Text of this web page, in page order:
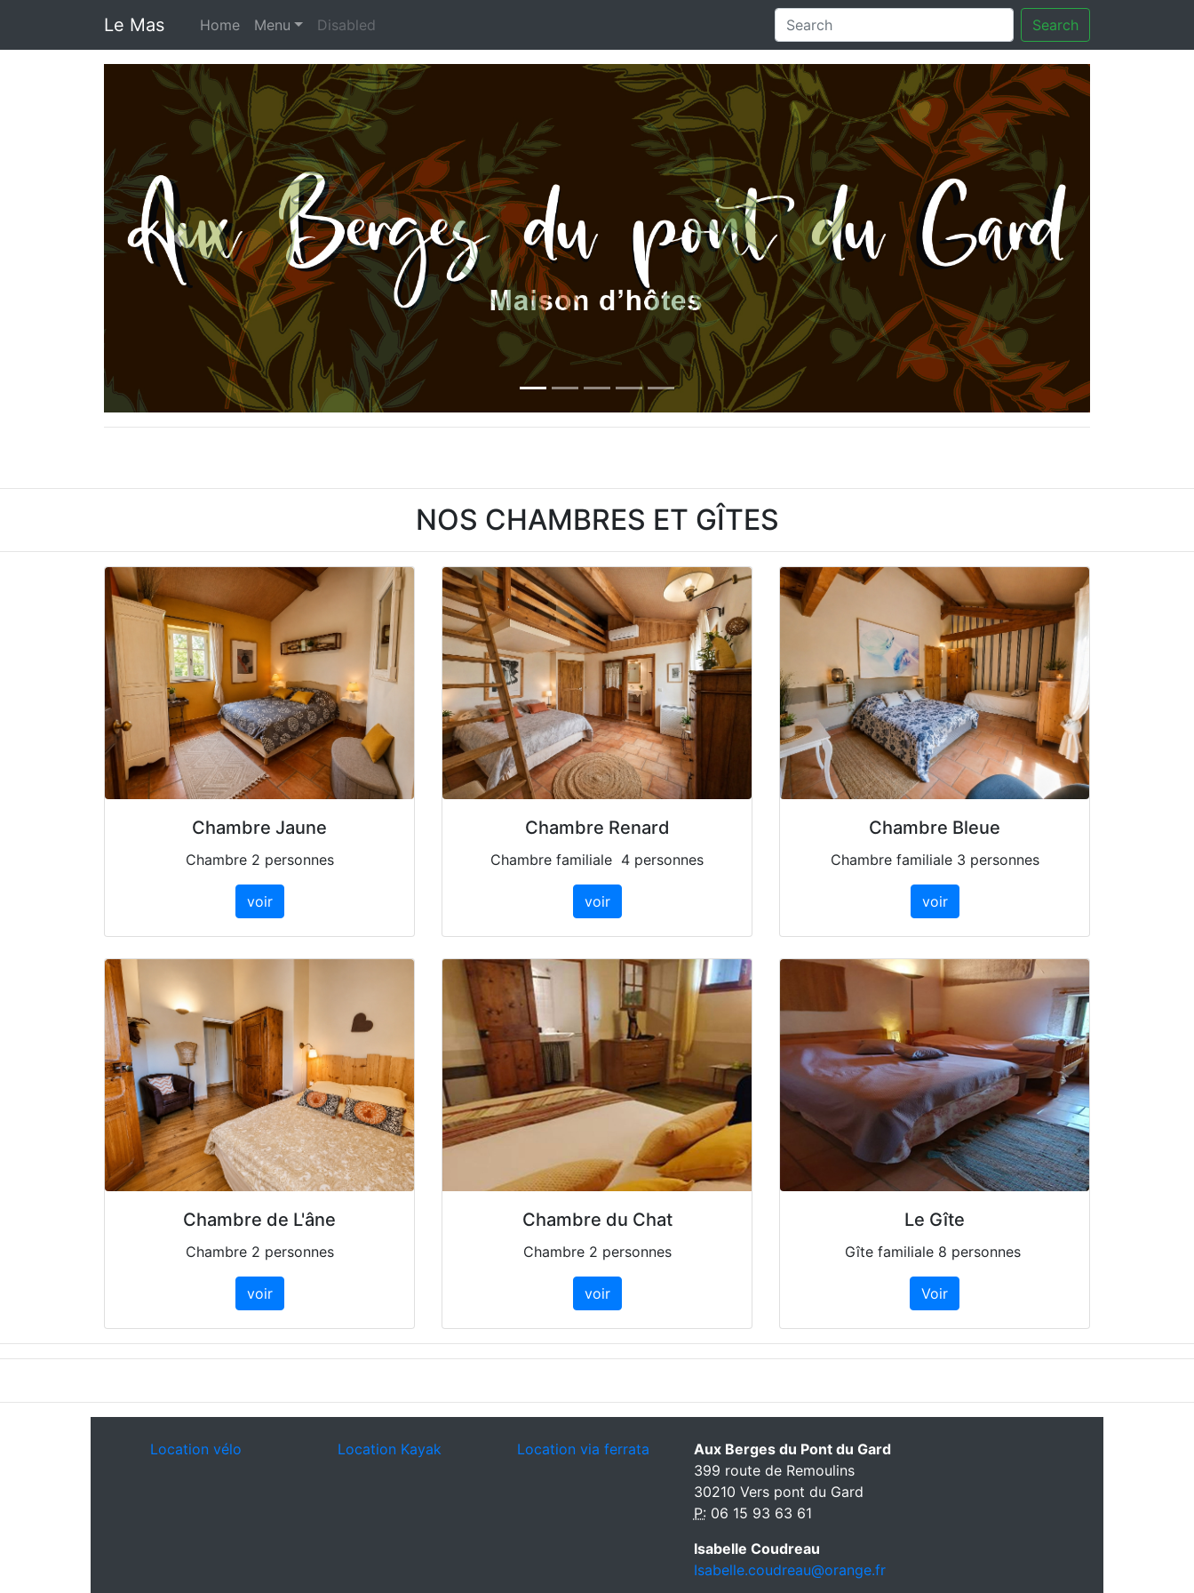
Le Mas (current)
Home Menu Disabled Search
Previous Next
NOS CHAMBRES ET GÎTES
Chambre Jaune
Chambre 2 personnes
voir
Chambre Renard
Chambre familiale 4 personnes
voir
Chambre Bleue
Chambre familiale 3 personnes
voir
Chambre de L'âne
Chambre 2 personnes
voir
Chambre du Chat
Chambre 2 personnes
voir
Le Gîte
Gîte familiale 8 personnes
Voir
Location vélo Location Kayak Location via ferrata
Aux Berges du Pont du Gard
399 route de Remoulins
30210 Vers pont du Gard
P: 06 15 93 63 61
Isabelle Coudreau
Isabelle.coudreau@orange.fr